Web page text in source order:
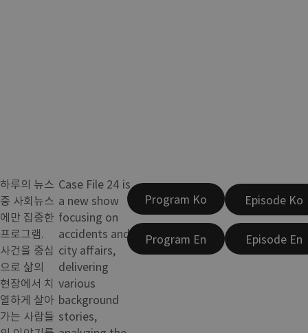
하루의 뉴스
중 사회뉴스
에만 집중한
프로그램.
사건을 중심
으로 삶의
현장에서 치
열하게 살아
가는 사람들
Case File 24 is
a new show
focusing on
accidents and
city affairs,
delivering
various
background
stories,
Program Ko
Program En
Episode Ko
Episode En